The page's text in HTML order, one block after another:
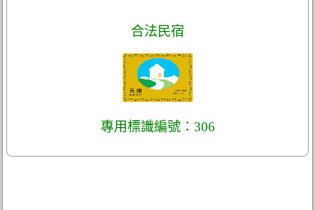
合法民宿
專用標識編號：306